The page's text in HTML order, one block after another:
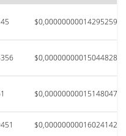
$0,00000000014295259
$0,00000000015044828
$0,00000000015148047
$0,00000000016024142